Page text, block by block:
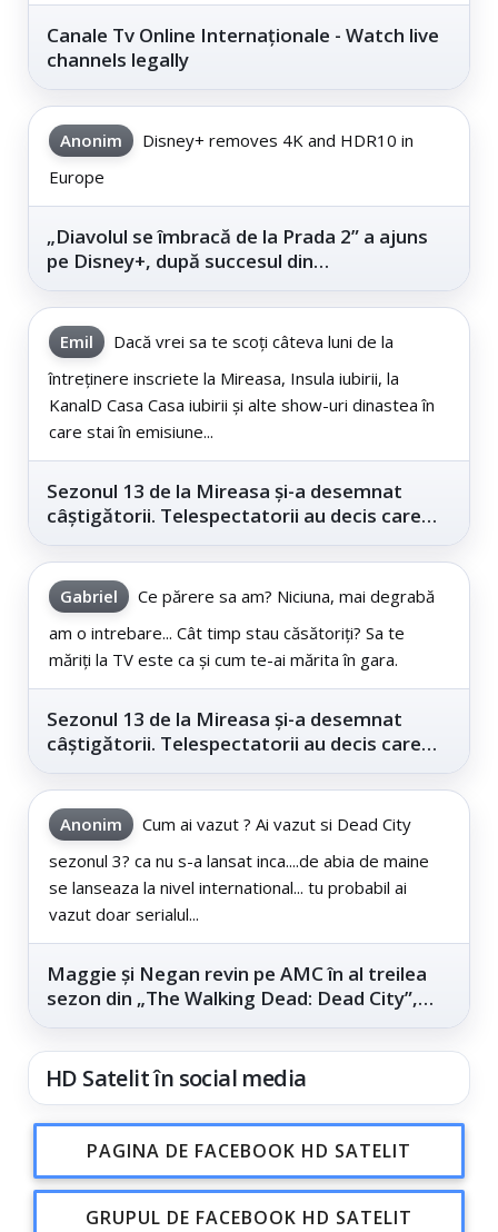
Canale Tv Online Internaționale - Watch live
channels legally
Anonim
Disney+ removes 4K and HDR10 in
Europe
„Diavolul se îmbracă de la Prada 2” a ajuns
pe Disney+, după succesul din
Emil
Dacă vrei sa te scoți câteva luni de la
întreținere inscriete la Mireasa, Insula iubirii, la
KanalD Casa Casa iubirii și alte show-uri dinastea în
care stai în emisiune...
Sezonul 13 de la Mireasa și-a desemnat
câștigătorii. Telespectatorii au decis care
Gabriel
Ce părere sa am? Niciuna, mai degrabă
am o intrebare... Cât timp stau căsătoriți? Sa te
măriți la TV este ca și cum te-ai mărita în gara.
Sezonul 13 de la Mireasa și-a desemnat
câștigătorii. Telespectatorii au decis care
Anonim
Cum ai vazut ? Ai vazut si Dead City
sezonul 3? ca nu s-a lansat inca....de abia de maine
se lanseaza la nivel international... tu probabil ai
vazut doar serialul...
Maggie și Negan revin pe AMC în al treilea
sezon din „The Walking Dead: Dead City”,
HD Satelit în social media
PAGINA DE FACEBOOK HD SATELIT
GRUPUL DE FACEBOOK HD SATELIT